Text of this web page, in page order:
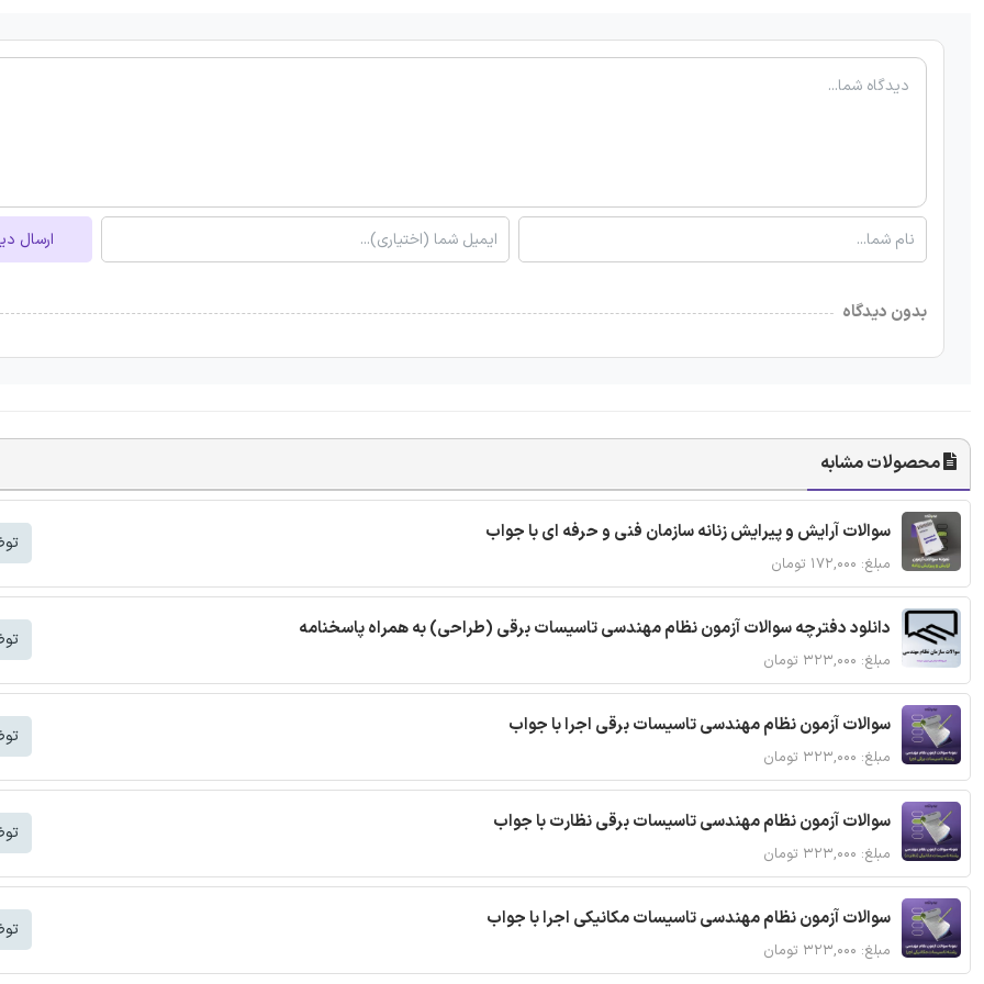
ارسال
بدون دیدگاه
محصولات مشابه
سوالات آرایش و پیرایش زنانه سازمان فنی و حرفه ای با جواب
مبلغ: ۱۷۲,۰۰۰ تومان
دانلود دفترچه سوالات آزمون نظام مهندسی تاسیسات برقی (طراحی) به همراه پاسخنامه
مبلغ: ۳۲۳,۰۰۰ تومان
سوالات آزمون نظام مهندسی تاسیسات برقی اجرا با جواب
مبلغ: ۳۲۳,۰۰۰ تومان
سوالات آزمون نظام مهندسی تاسیسات برقی نظارت با جواب
مبلغ: ۳۲۳,۰۰۰ تومان
سوالات آزمون نظام مهندسی تاسیسات مکانیکی اجرا با جواب
مبلغ: ۳۲۳,۰۰۰ تومان